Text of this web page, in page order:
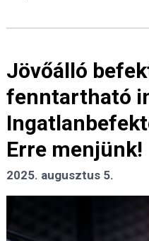
Jövőálló
fenntartható
Erre menjünk!
2025. augusztus 5.